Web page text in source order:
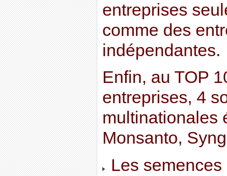
entreprises
comme des
indépendantes.
Enfin, au TOP
entreprises, 4
multinationales
Monsanto,
Les